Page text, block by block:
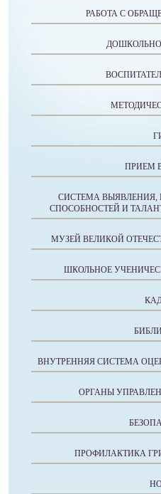
РАБОТА С
ПРИЕМ
СИСТЕМА ВЫЯВЛЕНИЯ,
СПОСОБНОСТЕЙ И
МУЗЕЙ ВЕЛИКОЙ
ШКОЛЬНОЕ
ВНУТРЕННЯЯ СИСТЕМА
ОРГАНЫ
ПРОФИЛАКТИКА